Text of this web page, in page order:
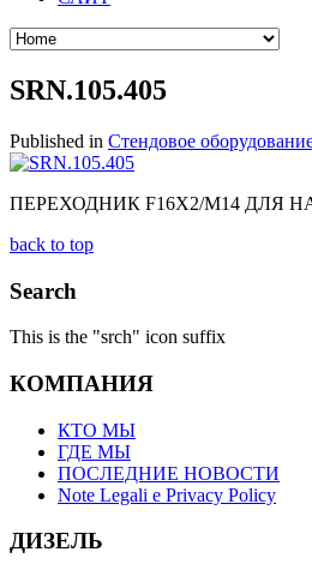
SRN.105.405
Published in Стендовое
ПЕРЕХОДНИК F16Х2/M14 ДЛЯ
back to top
Search
This is the "srch" icon suffix
КОМПАНИЯ
КТО МЫ
ГДЕ МЫ
ПОСЛЕДНИЕ НОВОСТИ
Note Legali e Privacy Policy
ДИЗЕЛЬ